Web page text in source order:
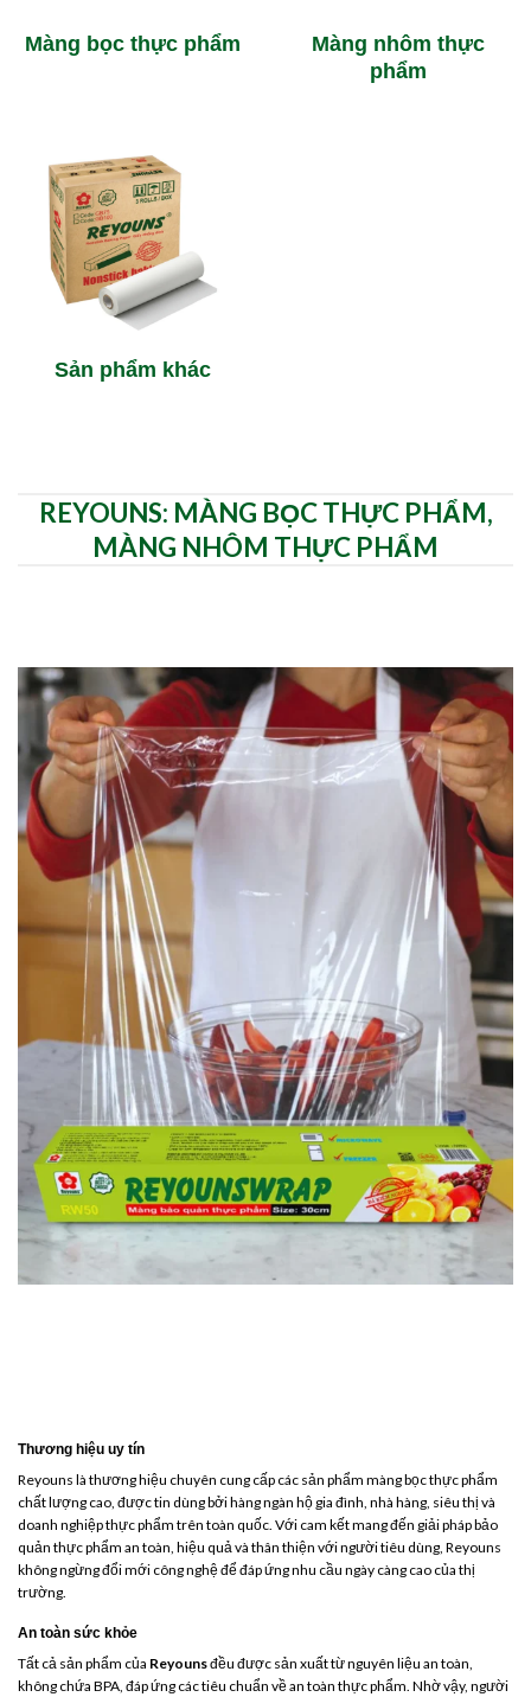
Màng bọc thực phẩm
Màng nhôm thực
phẩm
Sản phẩm khác
REYOUNS: MÀNG BỌC THỰC PHẨM,
MÀNG NHÔM THỰC PHẨM
Thương hiệu uy tín
Reyouns là thương hiệu chuyên cung cấp các sản phẩm màng bọc thực phẩm
chất lượng cao, được tin dùng bởi hàng ngàn hộ gia đình, nhà hàng, siêu thị và
doanh nghiệp thực phẩm trên toàn quốc. Với cam kết mang đến giải pháp bảo
quản thực phẩm an toàn, hiệu quả và thân thiện với người tiêu dùng, Reyouns
không ngừng đổi mới công nghệ để đáp ứng nhu cầu ngày càng cao của thị
trường.
An toàn sức khỏe
Tất cả sản phẩm của Reyounsđều được sản xuất từ nguyên liệu an toàn,
không chứa BPA, đáp ứng các tiêu chuẩn về an toàn thực phẩm. Nhờ vậy, người